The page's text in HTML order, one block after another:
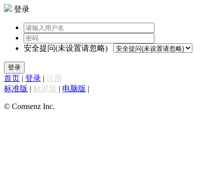
登录
安全提问(未设置请忽略)
登录
首页 | 登录 | 注册
标准版 | 触屏版 | 电脑版 |
© Comsenz Inc.